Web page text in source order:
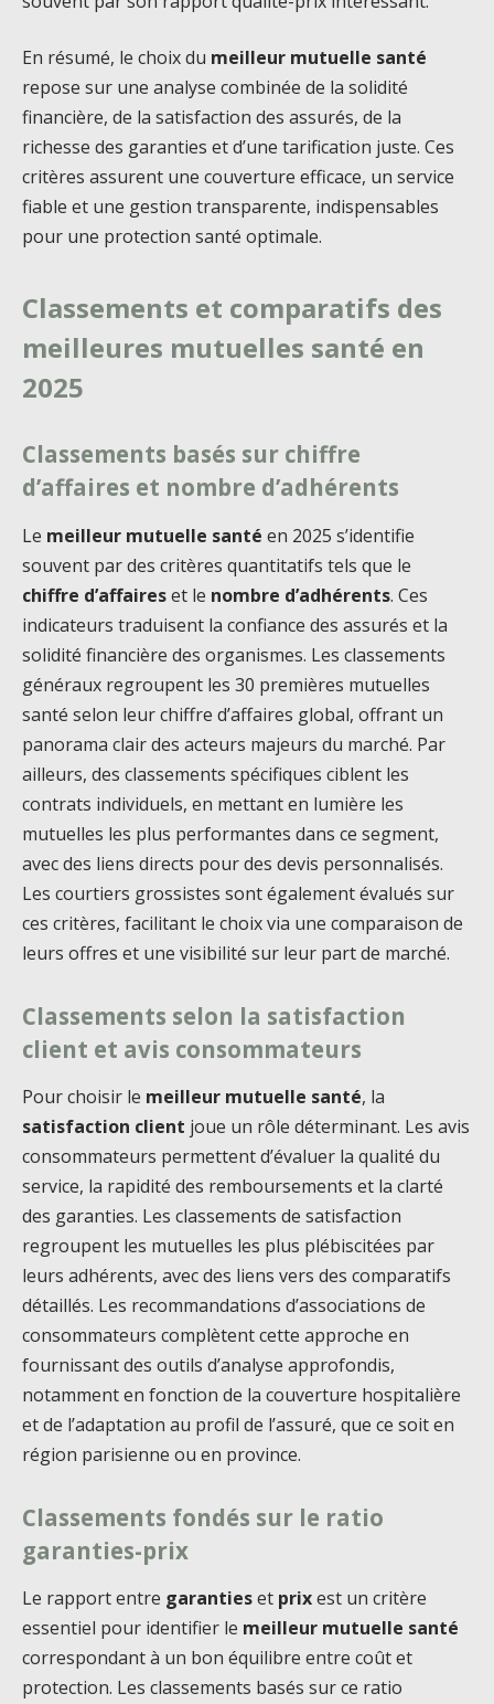
En résumé, le choix du meilleur mutuelle santé
repose sur une analyse combinée de la solidité
financière, de la satisfaction des assurés, de la
richesse des garanties et d’une tarification juste. Ces
critères assurent une couverture efficace, un service
fiable et une gestion transparente, indispensables
pour une protection santé optimale.
Classements et comparatifs des
meilleures mutuelles santé en
2025
Classements basés sur chiffre
d’affaires et nombre d’adhérents
Le meilleur mutuelle santé en 2025 s’identifie
souvent par des critères quantitatifs tels que le
chiffre d’affaireset le nombre d’adhérents. Ces
indicateurs traduisent la confiance des assurés et la
solidité financière des organismes. Les classements
généraux regroupent les 30 premières mutuelles
santé selon leur chiffre d’affaires global, offrant un
panorama clair des acteurs majeurs du marché. Par
ailleurs, des classements spécifiques ciblent les
contrats individuels, en mettant en lumière les
mutuelles les plus performantes dans ce segment,
avec des liens directs pour des devis personnalisés.
Les courtiers grossistes sont également évalués sur
ces critères, facilitant le choix via une comparaison de
leurs offres et une visibilité sur leur part de marché.
Classements selon la satisfaction
client et avis consommateurs
Pour choisir le meilleur mutuelle santé, la
satisfaction client joue un rôle déterminant. Les avis
consommateurs permettent d’évaluer la qualité du
service, la rapidité des remboursements et la clarté
des garanties. Les classements de satisfaction
regroupent les mutuelles les plus plébiscitées par
leurs adhérents, avec des liens vers des comparatifs
détaillés. Les recommandations d’associations de
consommateurs complètent cette approche en
fournissant des outils d’analyse approfondis,
notamment en fonction de la couverture hospitalière
et de l’adaptation au profil de l’assuré, que ce soit en
région parisienne ou en province.
Classements fondés sur le ratio
garanties-prix
Le rapport entre garantieset prixest un critère
essentiel pour identifier le meilleur mutuelle santé
correspondant à un bon équilibre entre coût et
protection. Les classements basés sur ce ratio